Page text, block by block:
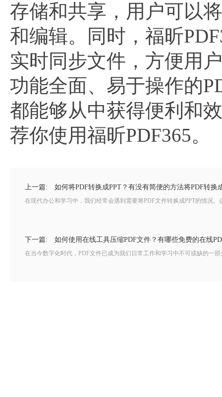
存储和共享，用户可以
和编辑。同时，福昕
实时同步文件，方便用
功能全面、易于操作的
都能够从中获得便利和
荐你使用福昕PDF365。
上一篇: 如何将PDF转换成PPT？有没有简便的方法将PDF转换
在现代办公和学习中，我们经常会遇到需要将PDF文件转换成PPT的情况
下一篇: 如何使用在线工具压缩PDF文件？有哪些免费的在线
在当今数字化时代，PDF文件已成为我们日常工作和学习中不可或缺的一